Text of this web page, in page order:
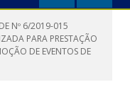
Nº 6/2019-015
PARA PRESTAÇÃO
DE EVENTOS DE